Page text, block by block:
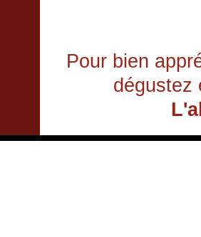
Pour bien
dégustez